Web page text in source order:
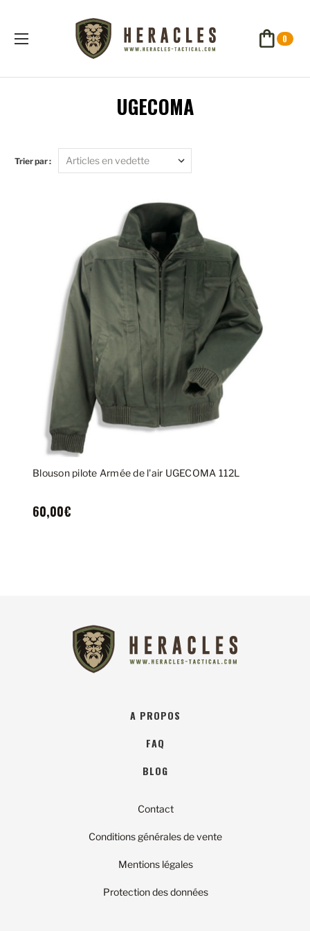
0
UGECOMA
Trier par :
Blouson pilote Armée de l'air UGECOMA 112L
60,00€
A PROPOS
FAQ
BLOG
Contact
Conditions générales de vente
Mentions légales
Protection des données